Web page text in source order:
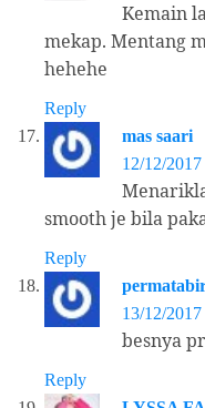
Kemain
mekap. Mentang
hehehe
Reply
mas saari
12/12/
smooth je bila
Reply
13/12/
besnya
Reply